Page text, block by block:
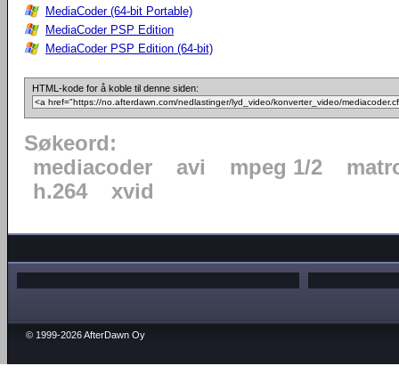
MediaCoder (64-bit Portable)
MediaCoder PSP Edition
MediaCoder PSP Edition (64-bit)
HTML-kode for å koble til denne siden:
Søkeord:
mediacoder
avi mpeg 1/2
h.264
xvid
© 1999-2026 AfterDawn Oy